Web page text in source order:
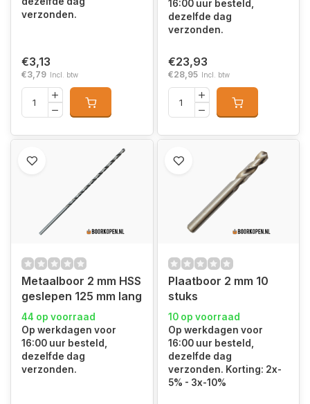
verzonden.
€3,13
€3,79 Incl. btw
16:00 uur besteld,
dezelfde dag
verzonden.
€23,93
€28,95 Incl. btw
Metaalboor 2 mm HSS
geslepen 125 mm lang
44 op voorraad
Op werkdagen voor
16:00 uur besteld,
dezelfde dag
verzonden.
Plaatboor 2 mm 10
stuks
10 op voorraad
Op werkdagen voor
16:00 uur besteld,
dezelfde dag
verzonden. Korting: 2x-
5% - 3x-10%